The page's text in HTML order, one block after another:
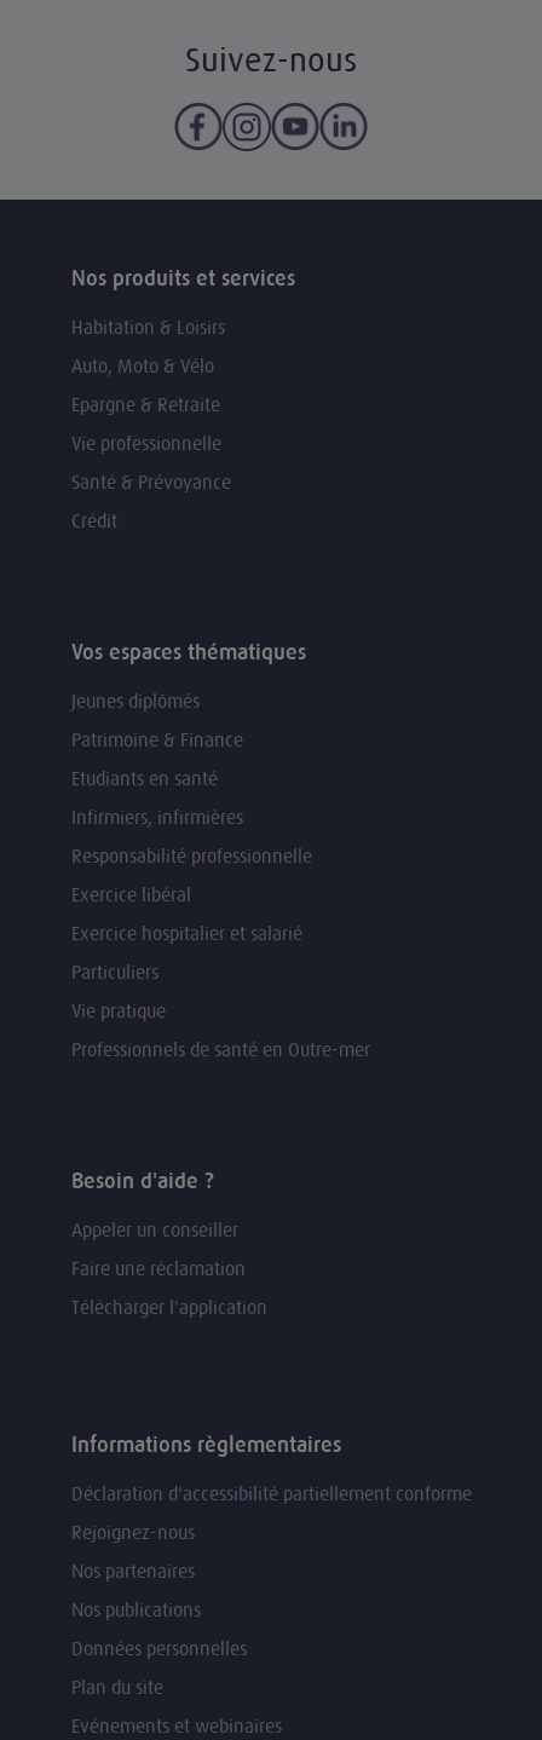
Suivez-nous
Nos produits et services
Habitation & Loisirs
Auto, Moto & Vélo
Epargne & Retraite
Vie professionnelle
Santé & Prévoyance
Crédit
Vos espaces thématiques
Jeunes diplômés
Patrimoine & Finance
Etudiants en santé
Infirmiers, infirmières
Responsabilité professionnelle
Exercice libéral
Exercice hospitalier et salarié
Particuliers
Vie pratique
Professionnels de santé en Outre-mer
Besoin d'aide ?
Appeler un conseiller
Faire une réclamation
Télécharger l'application
Informations règlementaires
Déclaration d'accessibilité partiellement conforme
Rejoignez-nous
Nos partenaires
Nos publications
Données personnelles
Plan du site
Evénements et webinaires